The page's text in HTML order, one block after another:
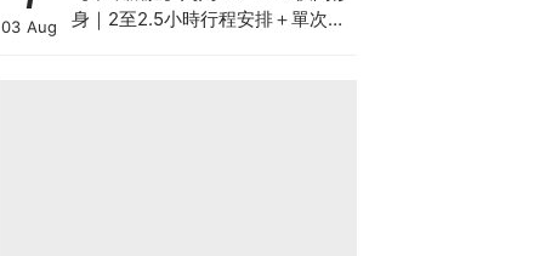
03 Aug
身｜2至2.5小時行程安排＋單次收